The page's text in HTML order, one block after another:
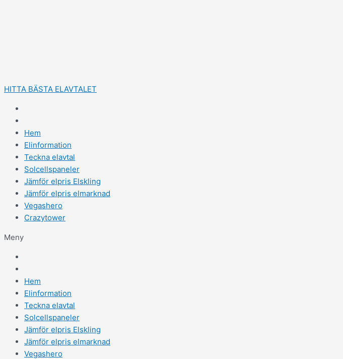
HITTA BÄSTA ELAVTALET
Hem
Elinformation
Teckna elavtal
Solcellspaneler
Jämför elpris Elskling
Jämför elpris elmarknad
Vegashero
Crazytower
Meny
Hem
Elinformation
Teckna elavtal
Solcellspaneler
Jämför elpris Elskling
Jämför elpris elmarknad
Vegashero